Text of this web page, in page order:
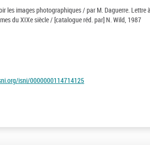
les images photographiques / par M. Daguerre. Lettre
du XIXe siècle / [catalogue réd. par] N. Wild, 1987
isni/0000000114714125